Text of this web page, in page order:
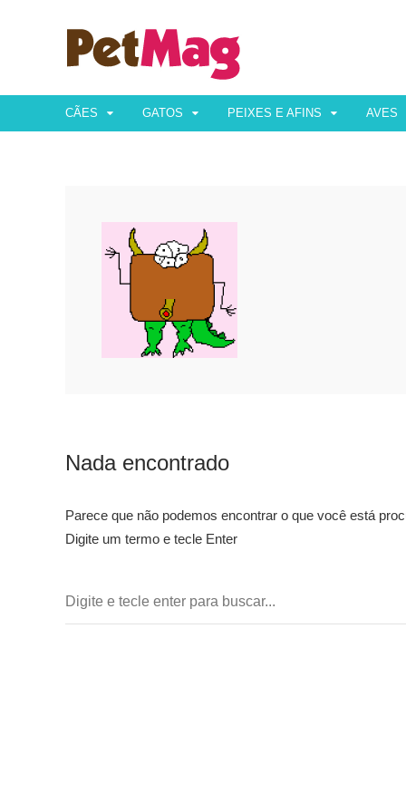
CÃES GATOS PEIXES E AFINS AVES
Nada encontrado
Parece que não podemos encontrar o que você está
Digite um termo e tecle Enter